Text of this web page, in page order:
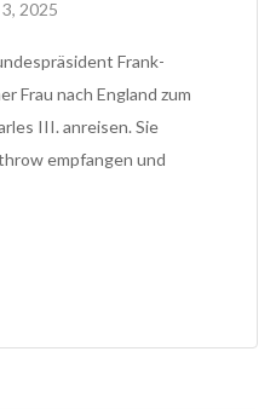
2025
Frank-
Frau nach England zum
III. anreisen. Sie
empfangen und